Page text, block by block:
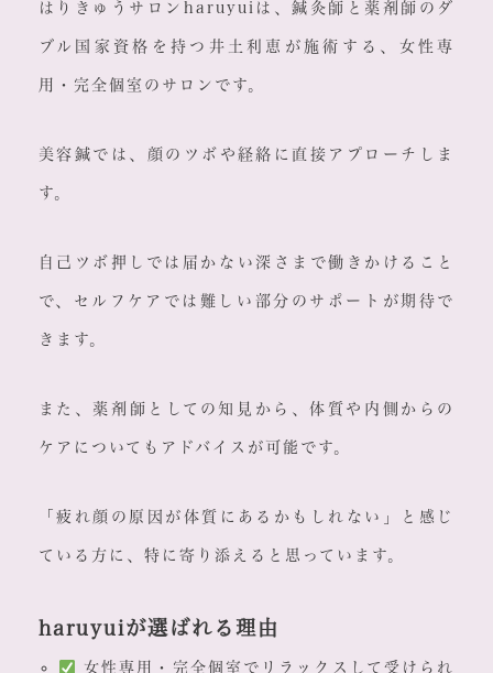
はりきゅうサロンharuyuiは、鍼灸師と薬剤師のダ
ブル国家資格を持つ井土利恵が施術する、女性専
用・完全個室のサロンです。
美容鍼では、顔のツボや経絡に直接アプローチしま
す。
自己ツボ押しでは届かない深さまで働きかけること
で、セルフケアでは難しい部分のサポートが期待で
きます。
また、薬剤師としての知見から、体質や内側からの
ケアについてもアドバイスが可能です。
「疲れ顔の原因が体質にあるかもしれない」と感じ
ている方に、特に寄り添えると思っています。
haruyuiが選ばれる理由
女性専用・完全個室でリラックスして受けられ